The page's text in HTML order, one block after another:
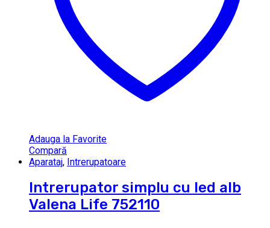
Adauga la Favorite
Compară
Aparataj, Intrerupatoare
Intrerupator simplu cu led alb
Valena Life 752110